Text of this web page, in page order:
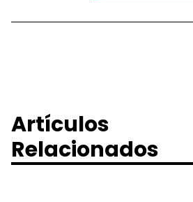
Artículos
Relacionados